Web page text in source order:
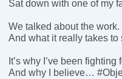
Sat down with one of my
We talked about the
And what it really takes
It’s why I’ve been
And why I believe…